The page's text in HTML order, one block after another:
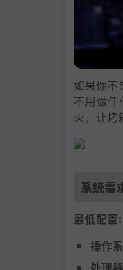
如果你不
不用做
火，让烤
系统需
最低配置:
操作